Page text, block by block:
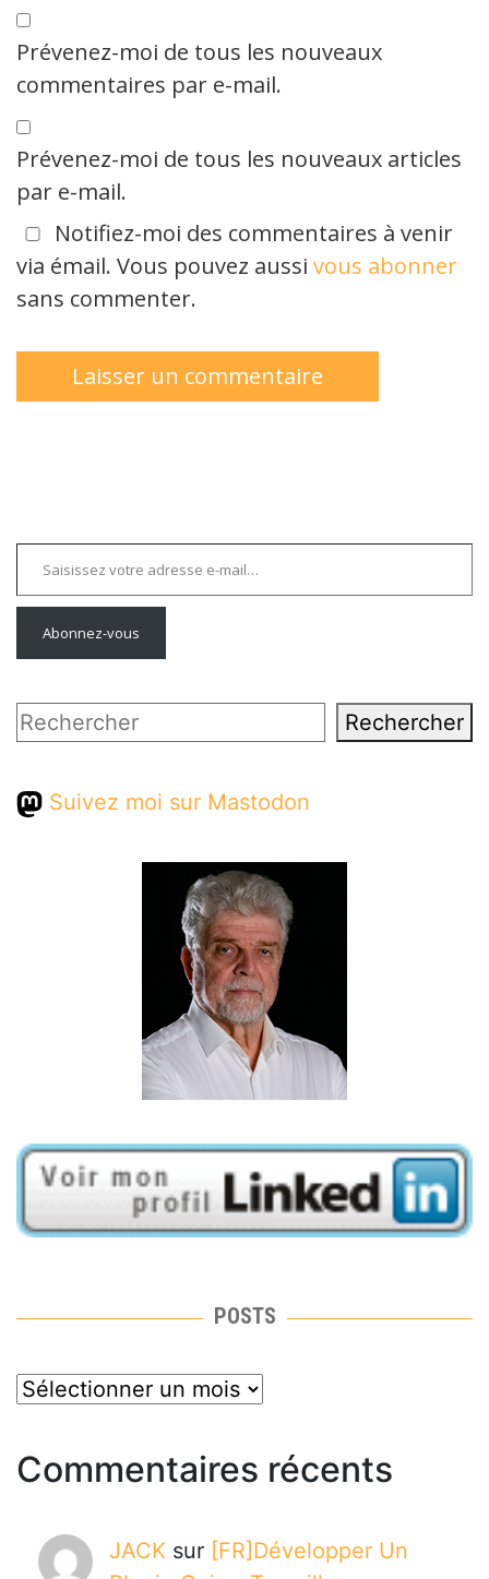
Prévenez-moi de tous les nouveaux
commentaires par e-mail.
Prévenez-moi de tous les nouveaux articles
par e-mail.
Notifiez-moi des commentaires à venir
via émail. Vous pouvez aussi vous abonner
sans commenter.
Saisissez votre adresse e-mail…
Abonnez-vous
Rechercher Rechercher
Suivez moi sur Mastodon
POSTS
posts
Commentaires récents
JACK sur [FR]Développer Un